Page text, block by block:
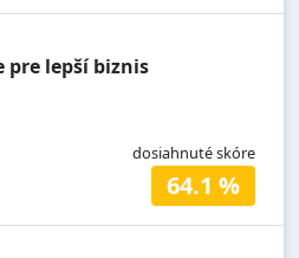
pre lepší biznis
dosiahnuté skóre
64.1 %